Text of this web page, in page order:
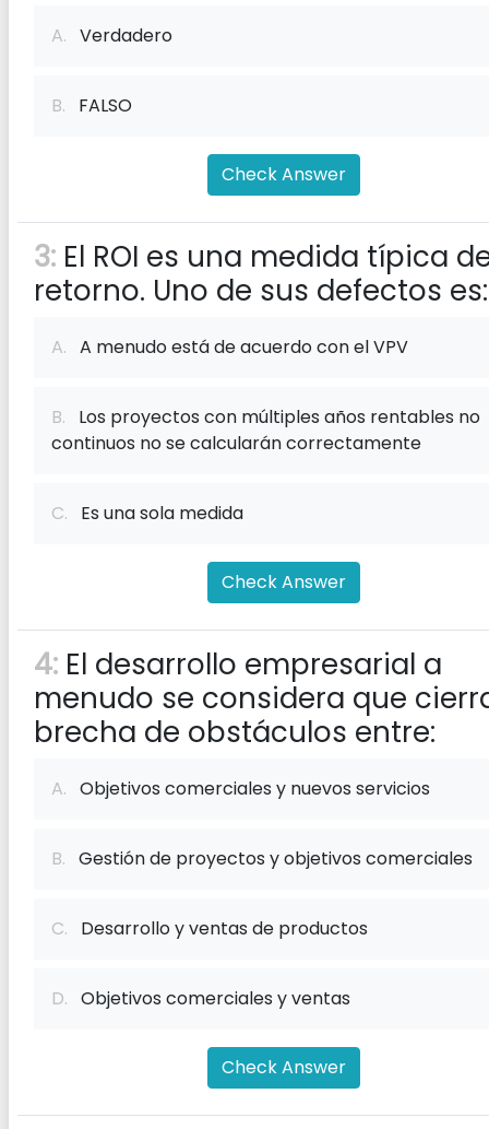
A. Verdadero
B. FALSO
Check Answer
3: El ROI es una medida típica
retorno. Uno de sus defectos es:
A. A menudo está de acuerdo con el VPV
B. Los proyectos con múltiples años rentables no
continuos no se calcularán correctamente
C. Es una sola medida
Check Answer
4: El desarrollo empresarial a
menudo se considera que
brecha de obstáculos entre:
A. Objetivos comerciales y nuevos servicios
B. Gestión de proyectos y objetivos comerciales
C. Desarrollo y ventas de productos
D. Objetivos comerciales y ventas
Check Answer